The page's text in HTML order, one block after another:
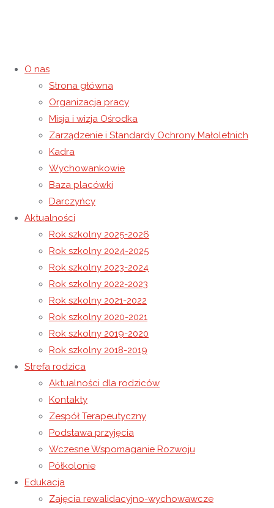
O nas
Strona główna
Organizacja pracy
Misja i wizja Ośrodka
Zarządzenie i Standardy Ochrony Małoletnich
Kadra
Wychowankowie
Baza placówki
Darczyńcy
Aktualności
Rok szkolny 2025-2026
Rok szkolny 2024-2025
Rok szkolny 2023-2024
Rok szkolny 2022-2023
Rok szkolny 2021-2022
Rok szkolny 2020-2021
Rok szkolny 2019-2020
Rok szkolny 2018-2019
Strefa rodzica
Aktualności dla rodziców
Kontakty
Zespół Terapeutyczny
Podstawa przyjęcia
Wczesne Wspomaganie Rozwoju
Półkolonie
Edukacja
Zajęcia rewalidacyjno-wychowawcze
20 listopada
MIĘDZYNARODOWY DZIEŃ
PRAW DZIECKA
19 listopada 202019 listopada 2020
Strona główna Rok szkolny 2020-2021
MIĘDZYNARODOWY DZIEŃ PRAW DZIECKA
Zajęcia z treningu umiejętności społecznych
Zajęcia z wychowania fizycznego.
19 listopada 202019 listopada 2020
20 listopada to wyjątkowy dzień – rocznica uchwalenia
Konwencji o prawach dziecka. Szczególny moment – w
którym uwaga wszystkich kierowana jest na dzieci i ich